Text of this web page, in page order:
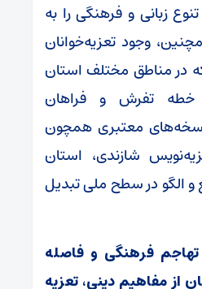
تنوع زبانی و فرهنگی را به
وجود تعزیه‌خوانان
در مناطق مختلف استان
خطه تفرش و فراهان
نسخه‌های معتبری همچون
شازندی، استان
و الگو در سطح ملی تبدیل
فرهنگی و فاصله
از مفاهیم دینی، تعزیه